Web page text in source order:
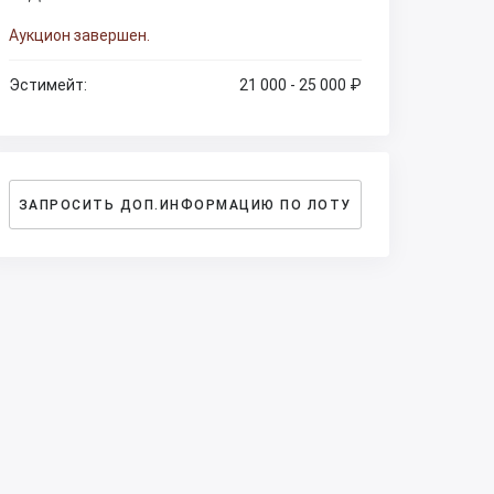
Аукцион завершен.
Эстимейт: 21 000 - 25 000 ₽
ЗАПРОСИТЬ ДОП.ИНФОРМАЦИЮ ПО ЛОТУ